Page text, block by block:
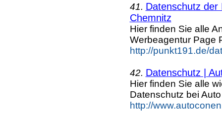
41. Datenschutz der
Chemnitz
Hier finden Sie alle
Werbeagentur Page
http://punkt191.de/
42. Datenschutz |
Hier finden Sie alle
Datenschutz bei
http://